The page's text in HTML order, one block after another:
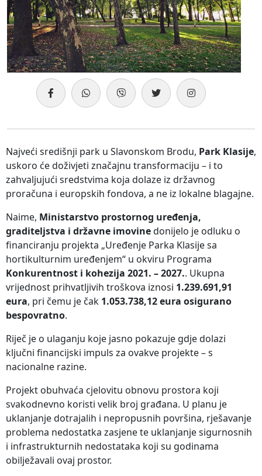
Najveći središnji park u Slavonskom Brodu, Park Klasije,
uskoro će doživjeti značajnu transformaciju – i to
zahvaljujući sredstvima koja dolaze iz državnog
proračuna i europskih fondova, a ne iz lokalne blagajne.
Naime, Ministarstvo prostornog uređenja,
graditeljstva i državne imovinedonijelo je odluku o
financiranju projekta „Uređenje Parka Klasije sa
hortikulturnim uređenjem“ u okviru Programa
Konkurentnost i kohezija 2021. – 2027.. Ukupna
vrijednost prihvatljivih troškova iznosi 1.239.691,91
eura, pri čemu je čak 1.053.738,12 eura osigurano
bespovratno.
Riječ je o ulaganju koje jasno pokazuje gdje dolazi
ključni financijski impuls za ovakve projekte – s
nacionalne razine.
Projekt obuhvaća cjelovitu obnovu prostora koji
svakodnevno koristi velik broj građana. U planu je
uklanjanje dotrajalih i nepropusnih površina, rješavanje
problema nedostatka zasjene te uklanjanje sigurnosnih
i infrastrukturnih nedostataka koji su godinama
obilježavali ovaj prostor.